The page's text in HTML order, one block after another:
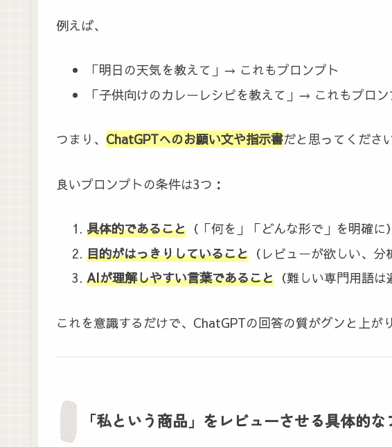
例えば、
「明日の天気を教えて」→ これもプロンプト
「子供向けのカレーレシピを教えて」→ これもプロン
つまり、 ChatGPTへのお願い文や指示書だと思ってください
良いプロンプトの条件は3つ：
具体的であること（「何を」「どんな形で」を明確に）
目的がはっきりしていること（レビューが欲しい、分
AIが理解しやすい言葉であること（難しい専門用語は
これを意識するだけで、ChatGPTの回答の質がグンと上が
「私という商品」をレビューさせる具体的